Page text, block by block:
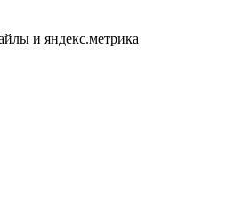
и яндекс.метрика